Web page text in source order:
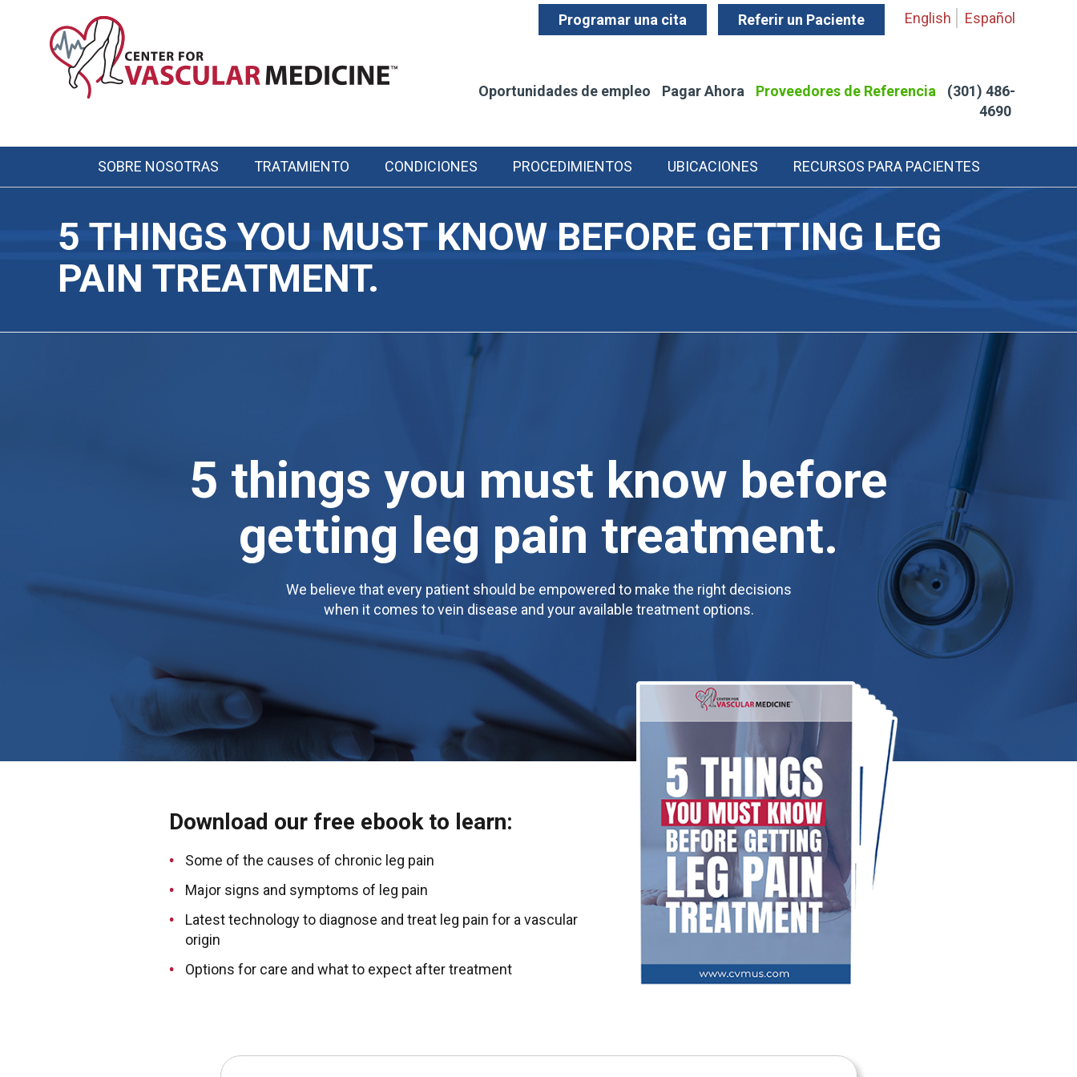
English Español
Programar una cita Referir un Paciente
Oportunidades de empleo Pagar Ahora Proveedores de Referencia
(301) 486-
4690
MainSOBRE NOSOTRAS TRATAMIENTO CONDICIONES PROCEDIMIENTOS UBICACIONES RECURSOS PARA PACIENTES
5 THINGS YOU MUST KNOW BEFORE GETTING LEG
PAIN TREATMENT.
5 things you must know before
getting leg pain treatment.
We believe that every patient should be empowered to make the right decisions
when it comes to vein disease and your available treatment options.
Download our free ebook to learn:
Some of the causes of chronic leg pain
Major signs and symptoms of leg pain
Latest technology to diagnose and treat leg pain for a vascular
origin
Options for care and what to expect after treatment